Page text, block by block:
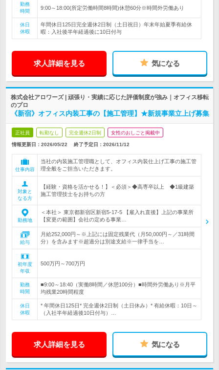
勤務
時間
9:00～18:00(所定労働時間8時間)休憩60分※時間外労働あり
休日
休暇
年間休日125日完全週休2日制（土日祝日）年末年始夏季有給休
暇：入社後半年経過後に10日付与
求人詳細を見る 気になる
株式会社アロワーズ | 頑張り・実績に応じた評価制度が強み｜オフィス移転
のプロ
《新宿》オフィス内装工事の【施工管理】★新規事業立上げ募集
正社員 転勤なし 完全週休2日制 女性のおしごと掲載中
情報更新日：2026/05/22 終了予定日： 2026/11/12
仕事内容
当社の内装施工管理職として、オフィス内装仕上げ工事の施工管
理全般をご担当いただきます。
対象と
なる方
【経験・資格を活かせる！】＜必須＞◆高専卒以上 ◆1級建築
施工管理技士をお持ちの方
勤務地
＜本社＞ 東京都新宿区新宿5-17-5 【雇入れ直後】上記の事業所
【変更の範囲】会社の定める事業…
給与
月給252,000円～※上記には固定残業代（月50,000円～／31時間
分）を含みます※超過分は別途支給※一律手当を…
初年度
年収
500万円～700万円
勤務
時間
■9:00～18:40（実働8時間／休憩100分）■時間外労働あり※月平
均残業20時間程度
休日
休暇
* 年間休日125日* 完全週休2日制（土日休み）* 有給休暇：10日～
（入社半年経過後10日付与）…
求人詳細を見る 気になる